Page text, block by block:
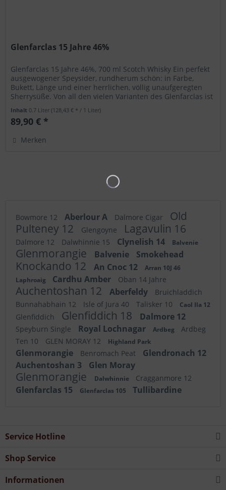
Glenfarclas 15 Jahre 46%
Glenfarclas 15 Jahre 46%, 700 ml Scotch Whisky Ein perfekt
ausgewogener Speysider, rundherum schön: in Farbe,
Bukett, Länge und einer herrlichen, völlig unaufgeregten
Sherrysüße. Von all den vielen Varianten des Glenfarclas ist
Inhalt 0.7 Liter(128,43 € * / 1 Liter)
89,90 € *
Merken
Bowmore 12 Aberlour A Dalmore Cigar
Old
Pulteney 12
Glengoyne Lagavulin 16
Dalmore 12 Dalwhinnie 15 Clynelish 14 Balvenie
Glenmorangie Balvenie Smokehead
Knockando 12 An Cnoc 12
Arran 10J 46
Laphroaig
Cardhu Amber Oban 14 Jahre
Auchentoshan 12 Aberfeldy
Bruichladdich
Bunnahabhain 12
Isle of Jura 40 Talisker 10 Caol Ila 12
Glenfiddich Glenfiddich 18 Dalmore 12
Speyburn Single Royal Lochnagar Ardbeg
Ardbeg
Ten 10
GLEN MORAY 12 Highland Park
Glenmorangie Benromach Peat
Glendronach 12
Auchentoshan 3
Glen Moray
Glenmorangie Dalwhinnie Cragganmore 12
Glenfarclas 15 Glenfarclas 105 Tullibardine
Service Hotline
Shop Service
Informationen